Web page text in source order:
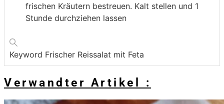
frischen Kräutern bestreuen. Kalt stellen und 1
Stunde durchziehen lassen
Keyword Frischer Reissalat mit Feta
Verwandter Artikel :